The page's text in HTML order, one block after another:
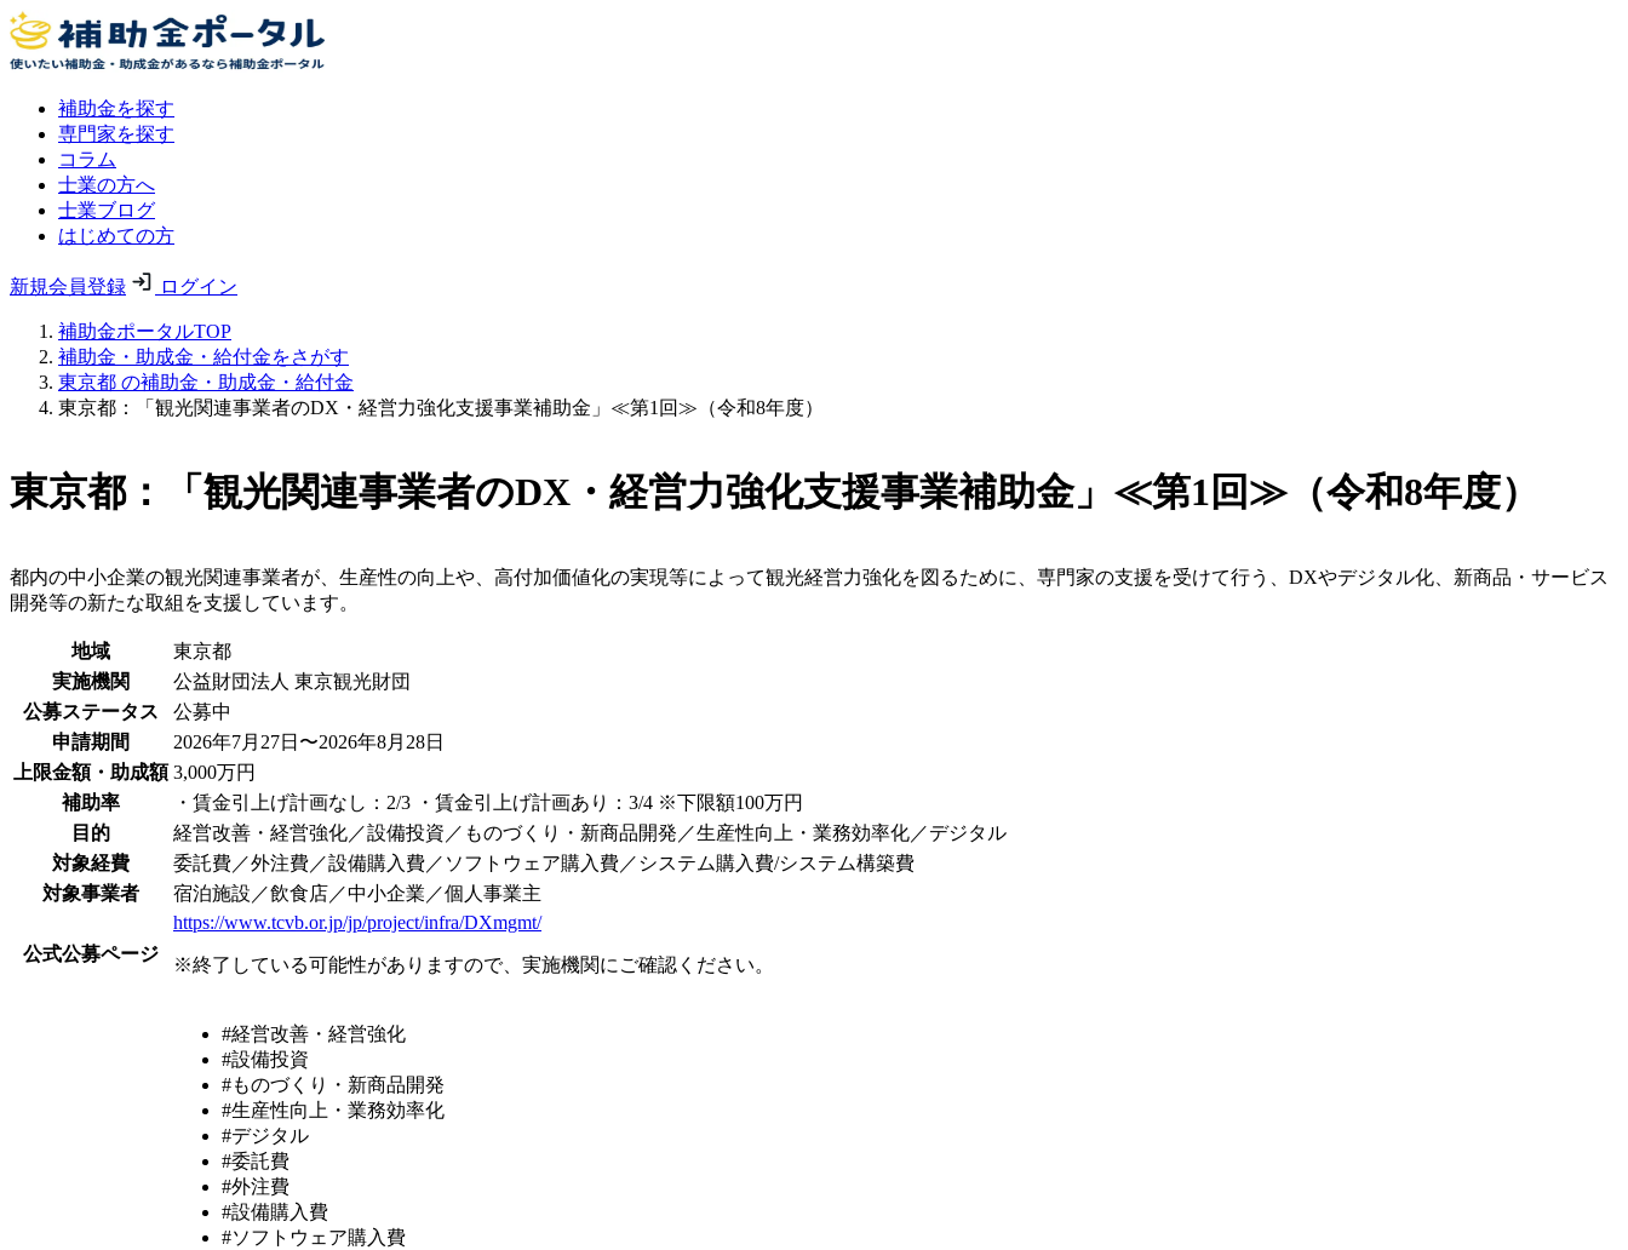
補助金を探す
専門家を探す
コラム
士業の方へ
士業ブログ
はじめての方
新規会員登録 ログイン
補助金ポータルTOP
補助金・助成金・給付金をさがす
東京都 の補助金・助成金・給付金
東京都：「観光関連事業者のDX・経営力強化支援事業補助金」≪第1回≫（令和8年度）
東京都：「観光関連事業者のDX・経営力強化支援事業補助金」≪第1回≫（令和8年度）
都内の中小企業の観光関連事業者が、生産性の向上や、高付加価値化の実現等によって観光経営力強化を図るために、専門家の支援を受けて行う、DXやデジタル化、新商品・サービス
開発等の新たな取組を支援しています。
地域
東京都
実施機関
公益財団法人 東京観光財団
公募ステータス
公募中
申請期間
2026年7月27日〜2026年8月28日
上限金額・助成額 3,000万円
補助率
・賃金引上げ計画なし：2/3 ・賃金引上げ計画あり：3/4 ※下限額100万円
目的
経営改善・経営強化／設備投資／ものづくり・新商品開発／生産性向上・業務効率化／デジタル
対象経費
委託費／外注費／設備購入費／ソフトウェア購入費／システム購入費/システム構築費
対象事業者
宿泊施設／飲食店／中小企業／個人事業主
公式公募ページ
https://www.tcvb.or.jp/jp/project/infra/DXmgmt/
※終了している可能性がありますので、実施機関にご確認ください。
#経営改善・経営強化
#設備投資
#ものづくり・新商品開発
#生産性向上・業務効率化
#デジタル
#委託費
#外注費
#設備購入費
#ソフトウェア購入費